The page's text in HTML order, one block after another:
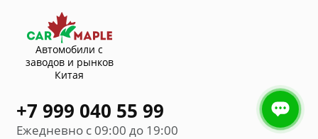
Автомобили с
заводов и рынков
Китая
+7 999 040 55 99
Ежедневно с 09:00 до 19:00